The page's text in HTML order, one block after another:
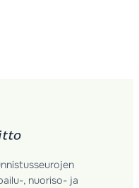
, nuoriso- ja